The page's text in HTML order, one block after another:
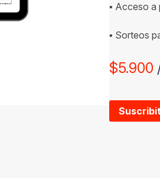
▪ Acceso a
▪ Sorteos
$5.900